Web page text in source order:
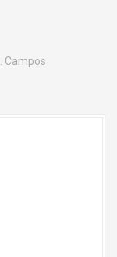
Campos